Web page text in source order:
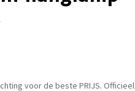
voor de beste PRIJS.